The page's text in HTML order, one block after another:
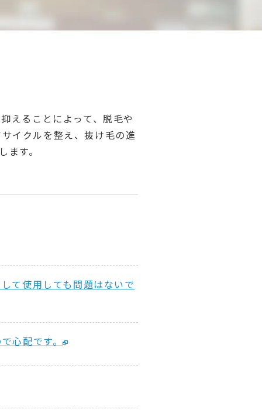
えることによって、脱毛や
イクルを整え、抜け毛の進
す。
て使用しても問題はないで
心配です。